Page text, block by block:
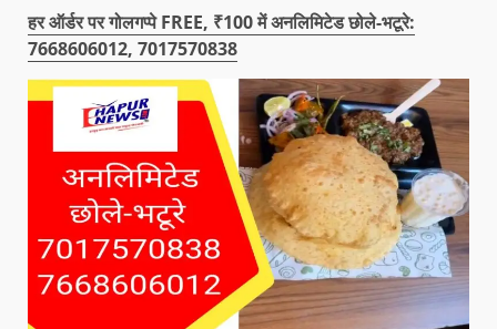
हर ऑर्डर पर गोलगप्पे FREE, ₹100 में अनलिमिटेड छोले-भटूरे:
7668606012, 7017570838